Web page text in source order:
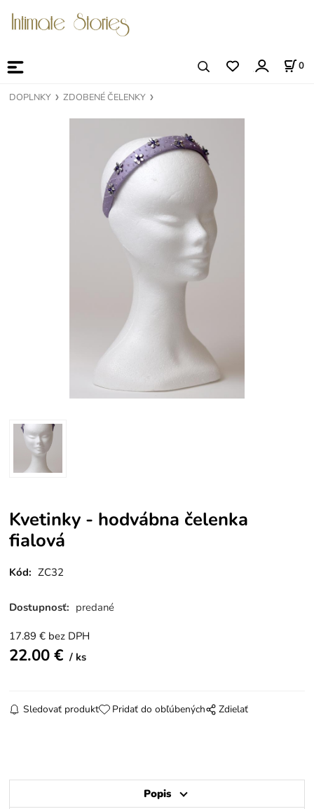
0
DOPLNKY ZDOBENÉ ČELENKY
Kvetinky - hodvábna čelenka
fialová
Kód: ZC32
Dostupnosť: predané
17.89 € bez DPH
22.00€ ks
Sledovať produkt Pridať do obľúbených Zdielať
Popis